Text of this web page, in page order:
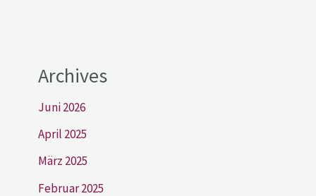
Archives
Juni 2026
April 2025
März 2025
Februar 2025